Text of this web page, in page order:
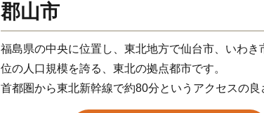
郡山市
福島県の中央に位置し、東北地方で仙台市、いわき
位の人口規模を誇る、東北の拠点都市です。
首都圏から東北新幹線で約80分というアクセスの良
道や東北・磐越両自動車道が縦横に交差するなど、